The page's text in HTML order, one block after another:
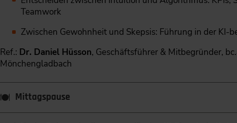
Teamwork
Zwischen Gewohnheit und Skepsis: Führung in der KI-
Ref.: Dr. Daniel Hüsson, Geschäftsführer & Mitbegründer,
Mönchengladbach
Mittagspause